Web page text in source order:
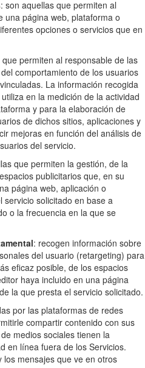
: son aquellas que permiten al
una página web, plataforma o
opciones o servicios que en
permiten al responsable de las
comportamiento de los usuarios
La información recogida
en la medición de la actividad
y para la elaboración de
de dichos sitios, aplicaciones y
mejoras en función del análisis de
del servicio.
que permiten la gestión, de la
publicitarios que, en su
página web, aplicación o
solicitado en base a
o la frecuencia en la que se
: recogen información sobre
del usuario (retargeting) para
eficaz posible, de los espacios
haya incluido en una página
la que presta el servicio solicitado.
por las plataformas de redes
compartir contenido con sus
medios sociales tienen la
en línea fuera de los Servicios.
mensajes que ve en otros